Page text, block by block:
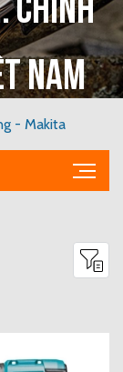
chính
Nam
- Makita